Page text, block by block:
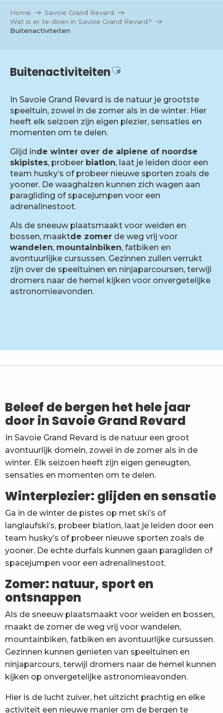
contenu
Home
Savoie Grand Revard
Wat is er te doen in Savoie Grand Revard?
Buitenactiviteiten
BuitenactiviteitenAjouter aux favoris
In Savoie Grand Revard is de natuur je grootste
speeltuin, zowel in de zomer als in de winter. Hier
heeft elk seizoen zijn eigen plezier, sensaties en
momenten om te delen.
Glijd inde winter over de alpiene of noordse
skipistes, probeer biatlon, laat je leiden door een
team husky’s of probeer nieuwe sporten zoals de
yooner. De waaghalzen kunnen zich wagen aan
paragliding of spacejumpen voor een
adrenalinestoot.
Als de sneeuw plaatsmaakt voor weiden en
bossen, maaktde zomer de weg vrij voor
wandelen, mountainbiken, fatbiken en
avontuurlijke cursussen. Gezinnen zullen verrukt
zijn over de speeltuinen en ninjaparcoursen, terwijl
dromers naar de hemel kijken voor onvergetelijke
astronomieavonden.
Beleef de bergen het hele jaar
door in Savoie Grand Revard
In Savoie Grand Revard is de natuur een groot
avontuurlijk domein, zowel in de zomer als in de
winter. Elk seizoen heeft zijn eigen geneugten,
sensaties en momenten om te delen.
Winterplezier: glijden en sensatie
Ga in de winter de pistes op met ski’s of
langlaufski’s, probeer biatlon, laat je leiden door een
team husky’s of probeer nieuwe sporten zoals de
yooner. De echte durfals kunnen gaan paragliden of
spacejumpen voor een adrenalinestoot.
Zomer: natuur, sport en
ontsnappen
Als de sneeuw plaatsmaakt voor weiden en bossen,
maakt de zomer de weg vrij voor wandelen,
mountainbiken, fatbiken en avontuurlijke cursussen.
Gezinnen kunnen genieten van speeltuinen en
ninjaparcours, terwijl dromers naar de hemel kunnen
kijken op onvergetelijke astronomieavonden.
Hier is de lucht zuiver, het uitzicht prachtig en elke
activiteit een nieuwe manier om de bergen te